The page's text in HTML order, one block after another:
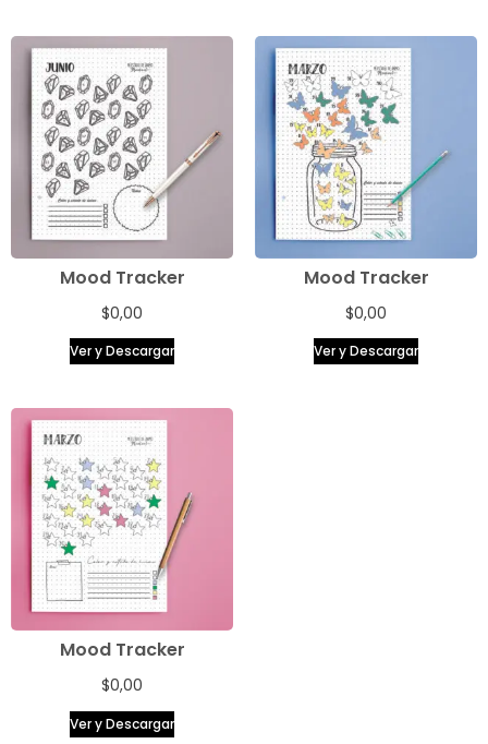
Mood Tracker
$0,00
Ver y Descargar
Mood Tracker
$0,00
Ver y Descargar
Mood Tracker
$0,00
Ver y Descargar